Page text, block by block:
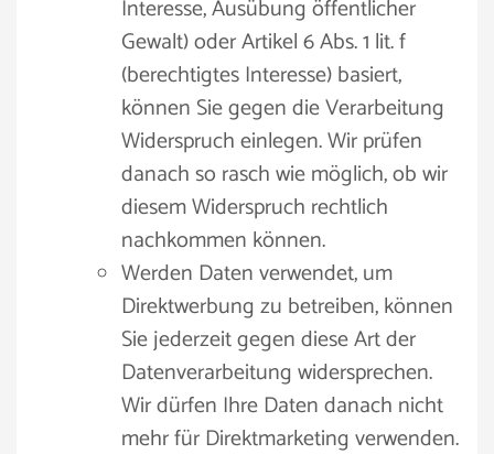
Interesse, Ausübung öffentlicher
Gewalt) oder Artikel 6 Abs. 1 lit. f
(berechtigtes Interesse) basiert,
können Sie gegen die Verarbeitung
Widerspruch einlegen. Wir prüfen
danach so rasch wie möglich, ob wir
diesem Widerspruch rechtlich
nachkommen können.
Werden Daten verwendet, um
Direktwerbung zu betreiben, können
Sie jederzeit gegen diese Art der
Datenverarbeitung widersprechen.
Wir dürfen Ihre Daten danach nicht
mehr für Direktmarketing verwenden.